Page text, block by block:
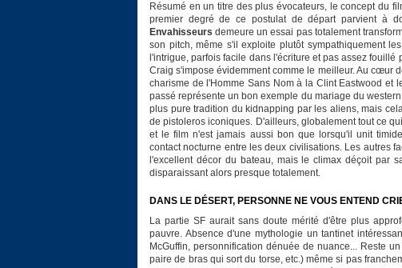
Résumé en un titre des plus évocateurs, le concept du
premier degré de ce postulat de départ parvient à
Envahisseurs demeure un essai pas totalement
son pitch, même s'il exploite plutôt sympathiquement
l'intrigue, parfois facile dans l'écriture et pas assez
Craig s'impose évidemment comme le meilleur. Au cœur
charisme de l'Homme Sans Nom à la Clint Eastwood et
passé représente un bon exemple du mariage du
plus pure tradition du kidnapping par les aliens, mais
de pistoleros iconiques. D'ailleurs, globalement tout ce
et le film n'est jamais aussi bon que lorsqu'il unit
contact nocturne entre les deux civilisations. Les autres
l'excellent décor du bateau, mais le climax déçoit par
disparaissant alors presque totalement.
DANS LE DÉSERT, PERSONNE NE VOUS ENTEND
La partie SF aurait sans doute mérité d'être plus
pauvre. Absence d'une mythologie un tantinet
McGuffin, personnification dénuée de nuance... Reste
paire de bras qui sort du torse, etc.) même si pas